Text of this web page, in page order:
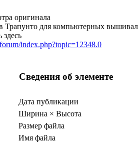
оригинала
Трапунто для компьютерных
index.php?topic=12348.0
Сведения об элементе
Дата публикации
Ширина × Высота
Размер файла
Имя файла